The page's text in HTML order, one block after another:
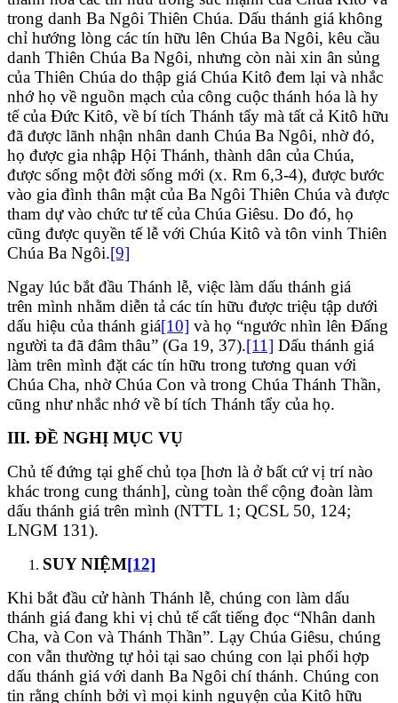
trong danh Ba Ngôi Thiên Chúa. Dấu thánh giá không
chỉ hướng lòng các tín hữu lên Chúa Ba Ngôi, kêu cầu
danh Thiên Chúa Ba Ngôi, nhưng còn nài xin ân sủng
của Thiên Chúa do thập giá Chúa Kitô đem lại và nhắc
nhớ họ về nguồn mạch của công cuộc thánh hóa là hy
tế của Đức Kitô, về bí tích Thánh tẩy mà tất cả Kitô hữu
đã được lãnh nhận nhân danh Chúa Ba Ngôi, nhờ đó,
họ được gia nhập Hội Thánh, thành dân của Chúa,
được sống một đời sống mới (x. Rm 6,3-4), được bước
vào gia đình thân mật của Ba Ngôi Thiên Chúa và được
tham dự vào chức tư tế của Chúa Giêsu. Do đó, họ
cũng được quyền tế lễ với Chúa Kitô và tôn vinh Thiên
Chúa Ba Ngôi.[9]
Ngay lúc bắt đầu Thánh lễ, việc làm dấu thánh giá
trên mình nhằm diễn tả các tín hữu được triệu tập dưới
dấu hiệu của thánh giá[10] và họ “ngước nhìn lên Đấng
người ta đã đâm thâu” (Ga 19, 37).[11] Dấu thánh giá
làm trên mình đặt các tín hữu trong tương quan với
Chúa Cha, nhờ Chúa Con và trong Chúa Thánh Thần,
cũng như nhắc nhớ về bí tích Thánh tẩy của họ.
III. ĐỀ NGHỊ MỤC VỤ
Chủ tế đứng tại ghế chủ tọa [hơn là ở bất cứ vị trí nào
khác trong cung thánh], cùng toàn thể cộng đoàn làm
dấu thánh giá trên mình (NTTL 1; QCSL 50, 124;
LNGM 131).
SUY NIỆM[12]
Khi bắt đầu cử hành Thánh lễ, chúng con làm dấu
thánh giá đang khi vị chủ tế cất tiếng đọc “Nhân danh
Cha, và Con và Thánh Thần”. Lạy Chúa Giêsu, chúng
con vẫn thường tự hỏi tại sao chúng con lại phối hợp
dấu thánh giá với danh Ba Ngôi chí thánh. Chúng con
tin rằng chính bởi vì mọi kinh nguyện của Kitô hữu